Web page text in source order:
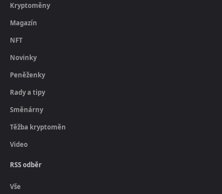
Kryptoměny
Magazín
NFT
Novinky
Peněženky
Rady a tipy
Směnárny
Těžba kryptoměn
Video
RSS odběr
Vše